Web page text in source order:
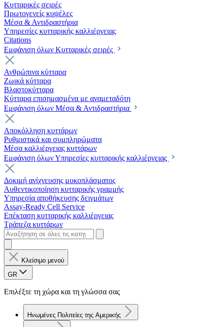
Κυτταρικές σειρές
Πρωτογενείς κυψέλες
Μέσα & Αντιδραστήρια
Υπηρεσίες κυτταρικής καλλιέργειας
Citations
Εμφάνιση όλων Κυτταρικές σειρές
Ανθρώπινα κύτταρα
Ζωικά κύτταρα
Βλαστοκύτταρα
Κύτταρα επισημασμένα με αναμεταδότη
Εμφάνιση όλων Μέσα & Αντιδραστήρια
Αποκόλληση κυττάρων
Ρυθμιστικά και συμπληρώματα
Μέσα καλλιέργειας κυττάρων
Εμφάνιση όλων Υπηρεσίες κυτταρικής καλλιέργειας
Δοκιμή ανίχνευσης μυκοπλάσματος
Αυθεντικοποίηση κυτταρικής γραμμής
Υπηρεσία αποθήκευσης δειγμάτων
Assay-Ready Cell Service
Επέκταση κυτταρικής καλλιέργειας
Τράπεζα κυττάρων
Κλείσιμο μενού
GR
Επιλέξτε τη χώρα και τη γλώσσα σας
Ηνωμένες Πολιτείες της Αμερικής